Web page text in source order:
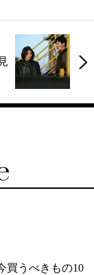
買うべきもの10